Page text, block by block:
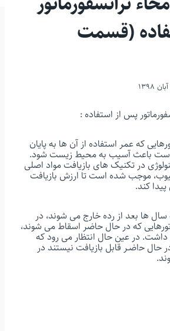
(قسمت
ﭘﺲ از اﺳﺘﻔﺎده :
ﮐﻪ ﻋﻤﺮ اﺳﺘﻔﺎده از آن ﻫﺎ ﺑﻪ ﭘﺎﯾﺎن
ﺑﺎﻋﺚ آﺳﯿﺐ ﺑﻪ ﻣﺤﯿﻂ زﯾﺴﺖ ﺷﻮد.
در ﺗﮑﻨﯿﮏ ﻫﺎى ﺑﺎزﯾﺎﻓﺖ ﻣﻮاد اﺻﻠﻰ
ﻣﻮﺟﺐ ﺷﺪه اﺳﺖ ﺗﺎ ارزش ﺑﺎزﯾﺎﻓﺖ
ﮐﻨﺪ.
ﺳﺎل ﻫﺎ ﺑﻌﺪ از رده ﺧﺎرج ﻣﻰ ﺷﻮﻧﺪ، در
ﮐﻪ در ﺣﺎل ﺣﺎﺿﺮ اﺳﻘﺎط ﻣﻰ ﺷﻮﻧﺪ،
در عین ﺣﺎل اﻧﺘﻈﺎر ﻣﻰ رود ﮐﻪ
ﺣﺎل ﺣاﺿـﺮ ﻗﺎﺑﻞ ﺑﺎزﯾﺎﻓﺖ ﻧﯿﺴﺘﻨﺪ در